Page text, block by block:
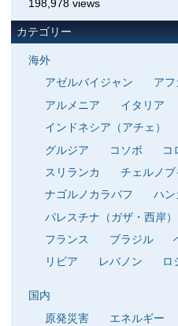
198,978 views
カテゴリー
海外
アゼルバイジャン
ア
アルメニア
イタリア
インドネシア（アチェ）
グルジア
コソボ コ
スリランカ
チェルノブ
ナゴルノカラバフ
ハン
パレスチナ（ガザ・西岸）
フランス
ブラジル
リビア
レバノン ロ
国内
原発災害
エネルギー